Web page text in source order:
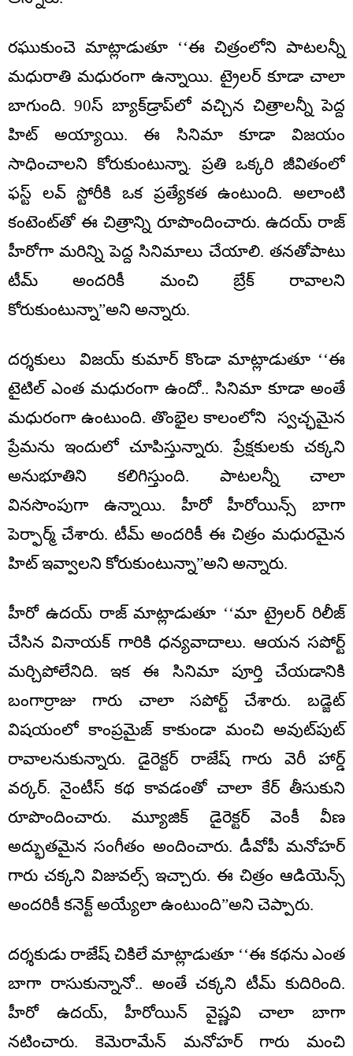
రఘుకుంచె మాట్లాడుతూ ‘‘ఈ చిత్రంలోని పాటలన్నీ
మధురాతి మధురంగా ఉన్నాయి. ట్రైలర్ కూడా చాలా
బాగుంది. 90స్ బ్యాక్‌డ్రాప్‌లో వచ్చిన చిత్రాలన్నీ పెద్ద
హిట్ అయ్యాయి. ఈ సినిమా కూడా విజయం
సాధించాలని కోరుకుంటున్నా. ప్రతి ఒక్కరి జీవితంలో
ఫస్ట్ లవ్ స్టోరీకి ఒక ప్రత్యేకత ఉంటుంది. అలాంటి
కంటెంట్‌తో ఈ చిత్రాన్ని రూపొందించారు. ఉదయ్ రాజ్
హీరోగా మరిన్ని పెద్ద సినిమాలు చేయాలి. తనతోపాటు
టీమ్ అందరికీ మంచి బ్రేక్ రావాలని
కోరుకుంటున్నా”అని అన్నారు.
దర్శకులు విజయ్ కుమార్ కొండా మాట్లాడుతూ ‘‘ఈ
టైటిల్ ఎంత మధురంగా ఉందో.. సినిమా కూడా అంతే
మధురంగా ఉంటుంది. తొంభైల కాలంలోని స్వచ్ఛమైన
ప్రేమను ఇందులో చూపిస్తున్నారు. ప్రేక్షకులకు చక్కని
అనుభూతిని కలిగిస్తుంది. పాటలన్నీ చాలా
వినసొంపుగా ఉన్నాయి. హీరో హీరోయిన్స్ బాగా
పెర్ఫార్మ్ చేశారు. టీమ్ అందరికీ ఈ చిత్రం మధురమైన
హిట్ ఇవ్వాలని కోరుకుంటున్నా”అని అన్నారు.
హీరో ఉదయ్ రాజ్ మాట్లాడుతూ ‘‘మా ట్రైలర్ రిలీజ్
చేసిన వినాయక్ గారికి ధన్యవాదాలు. ఆయన సపోర్ట్
మర్చిపోలేనిది. ఇక ఈ సినిమా పూర్తి చేయడానికి
బంగార్రాజు గారు చాలా సపోర్ట్ చేశారు. బడ్జెట్
విషయంలో కాంప్రమైజ్ కాకుండా మంచి అవుట్‌పుట్
రావాలనుకున్నారు. డైరెక్టర్ రాజేష్ గారు వెరీ హార్డ్
వర్కర్. నైంటీస్ కథ కావడంతో చాలా కేర్ తీసుకుని
రూపొందించారు. మ్యూజిక్ డైరెక్టర్ వెంకీ వీణ
అద్భుతమైన సంగీతం అందించారు. డీవోపీ మనోహర్
గారు చక్కని విజువల్స్ ఇచ్చారు. ఈ చిత్రం ఆడియెన్స్‌
అందరికీ కనెక్ట్ అయ్యేలా ఉంటుంది”అని చెప్పారు.
దర్శకుడు రాజేష్ చికిలే మాట్లాడుతూ ‘‘ఈ కథను ఎంత
బాగా రాసుకున్నానో.. అంతే చక్కని టీమ్ కుదిరింది.
హీరో ఉదయ్, హీరోయిన్ వైష్ణవి చాలా బాగా
నటించారు. కెమెరామేన్ మనోహర్ గారు మంచి